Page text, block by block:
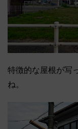
特徴的な屋根が写
ね。